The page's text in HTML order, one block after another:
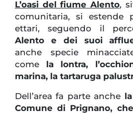
L’oasi del fiume Alento,
comunitaria, si estende
ettari, seguendo il
Alento e dei suoi
anche specie
come la lontra,
marina, la tartaruga
Dell’area fa parte anche
Comune di Prignano,